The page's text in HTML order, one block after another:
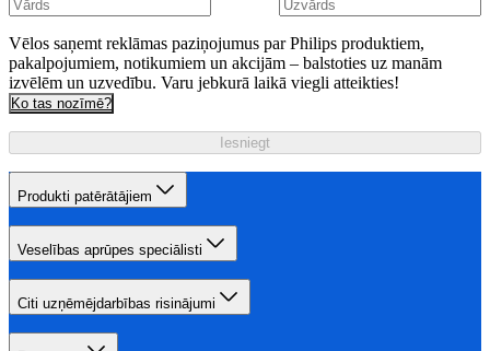
Vēlos saņemt reklāmas paziņojumus par Philips produktiem,
pakalpojumiem, notikumiem un akcijām – balstoties uz manām
izvēlēm un uzvedību. Varu jebkurā laikā viegli atteikties!
Ko tas nozīmē?
Iesniegt
Produkti patērātājiem
Veselības aprūpes speciālisti
Citi uzņēmējdarbības risinājumi